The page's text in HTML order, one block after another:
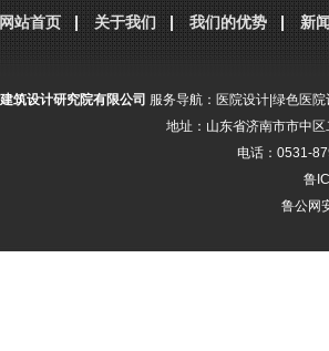
网站首页 关于我们 我们的优势 新
筑设计研究院有限公司 服务导航： 医院设计 绿色医院
地址：山东省济南市市中
电话：0531-
鲁
鲁公网